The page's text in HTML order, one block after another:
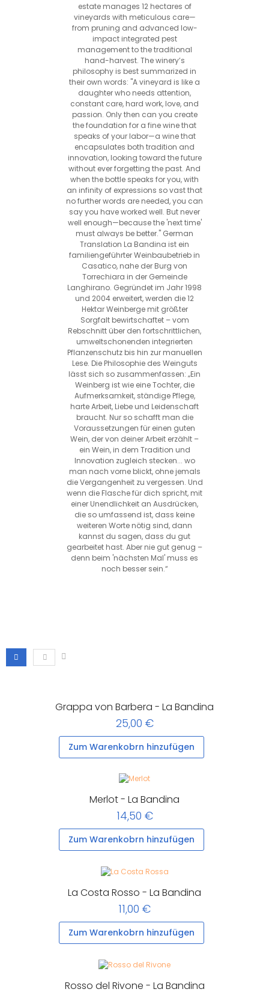
estate manages 12 hectares of
vineyards with meticulous care—
from pruning and advanced low-
impact integrated pest
management to the traditional
hand-harvest. The winery’s
philosophy is best summarized in
their own words: "A vineyard is like a
daughter who needs attention,
constant care, hard work, love, and
passion. Only then can you create
the foundation for a fine wine that
speaks of your labor—a wine that
encapsulates both tradition and
innovation, looking toward the future
without ever forgetting the past. And
when the bottle speaks for you, with
an infinity of expressions so vast that
no further words are needed, you can
say you have worked well. But never
well enough—because the 'next time'
must always be better." German
Translation La Bandina ist ein
familiengeführter Weinbaubetrieb in
Casatico, nahe der Burg von
Torrechiara in der Gemeinde
Langhirano. Gegründet im Jahr 1998
und 2004 erweitert, werden die 12
Hektar Weinberge mit größter
Sorgfalt bewirtschaftet – vom
Rebschnitt über den fortschrittlichen,
umweltschonenden integrierten
Pflanzenschutz bis hin zur manuellen
Lese. Die Philosophie des Weinguts
lässt sich so zusammenfassen: „Ein
Weinberg ist wie eine Tochter, die
Aufmerksamkeit, ständige Pflege,
harte Arbeit, Liebe und Leidenschaft
braucht. Nur so schafft man die
Voraussetzungen für einen guten
Wein, der von deiner Arbeit erzählt –
ein Wein, in dem Tradition und
Innovation zugleich stecken... wo
man nach vorne blickt, ohne jemals
die Vergangenheit zu vergessen. Und
wenn die Flasche für dich spricht, mit
einer Unendlichkeit an Ausdrücken,
die so umfassend ist, dass keine
weiteren Worte nötig sind, dann
kannst du sagen, dass du gut
gearbeitet hast. Aber nie gut genug –
denn beim 'nächsten Mal' muss es
noch besser sein.“
Grappa von Barbera - La Bandina
25,00 €
Zum Warenkobrn hinzufügen
Merlot - La Bandina
14,50 €
Zum Warenkobrn hinzufügen
La Costa Rosso - La Bandina
11,00 €
Zum Warenkobrn hinzufügen
Rosso del Rivone - La Bandina